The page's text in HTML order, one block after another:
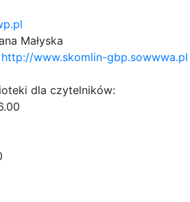
Małyska
http://www.skomlin-gbp.sowwwa.pl
dla czytelników: